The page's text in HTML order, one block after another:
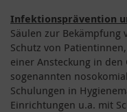
Infektionsprävention
Säulen zur
Schutz von
einer Ansteckung in
sogenannten
Schulungen in
Einrichtungen u.a. mit